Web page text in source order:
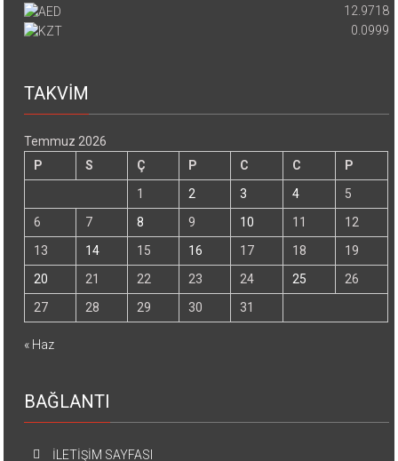
12.9718
0.0999
TAKVİM
Temmuz 2026
P
S Ç P C C
P
1
2 3 4
5
6
7 8 9 10 11
12
13
14 15 16 17 18
19
20
21 22 23 24 25
26
27
28 29 30 31
« Haz
BAĞLANTI
İLETİŞİM SAYFASI